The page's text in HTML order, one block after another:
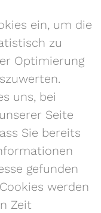
ein, um die
zu
Optimierung
uns, bei
Seite
Sie bereits
gefunden
werden
Zeit